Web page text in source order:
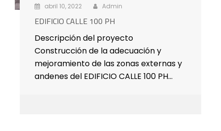
abril 10, 2022 Admin
EDIFICIO CALLE 100 PH
Descripción del proyecto
Construcción de la adecuación y
mejoramiento de las zonas externas y
andenes del EDIFICIO CALLE 100 PH…